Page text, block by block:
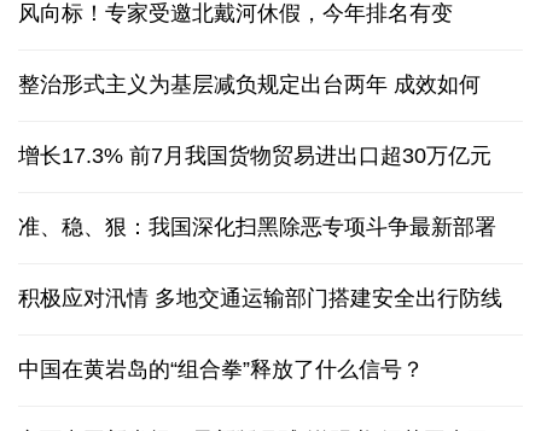
风向标！专家受邀北戴河休假，今年排名有变
整治形式主义为基层减负规定出台两年 成效如何
增长17.3% 前7月我国货物贸易进出口超30万亿元
准、稳、狠：我国深化扫黑除恶专项斗争最新部署
积极应对汛情 多地交通运输部门搭建安全出行防线
中国在黄岩岛的“组合拳”释放了什么信号？